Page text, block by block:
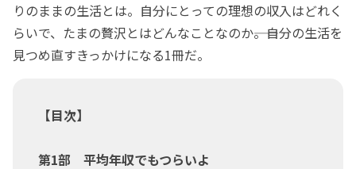
りのままの生活とは。自分にとっての理想の収入はどれく
らいで、たまの贅沢とはどんなことなのか――。自分の生活を
見つめ直すきっかけになる1冊だ。
【目次】
第1部 平均年収でもつらいよ